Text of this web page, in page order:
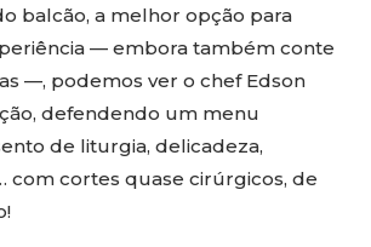
balcão, a melhor opção para
— embora também conte
—, podemos ver o chef Edson
defendendo um menu
de liturgia, delicadeza,
com cortes quase cirúrgicos, de